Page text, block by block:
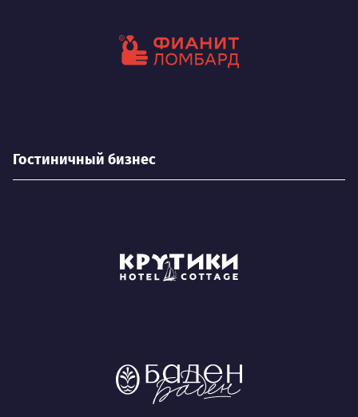
Гостиничный бизнес